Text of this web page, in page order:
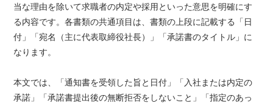
当な理由を除いて求職者の内定や採用といった意思を明確にす
る内容です。各書類の共通項目は、書類の上段に記載する「日
付」「宛名（主に代表取締役社長）」「承諾書のタイトル」に
なります。
本文では、「通知書を受領した旨と日付」「入社または内定の
承諾」「承諾書提出後の無断拒否をしないこと」「指定のあっ